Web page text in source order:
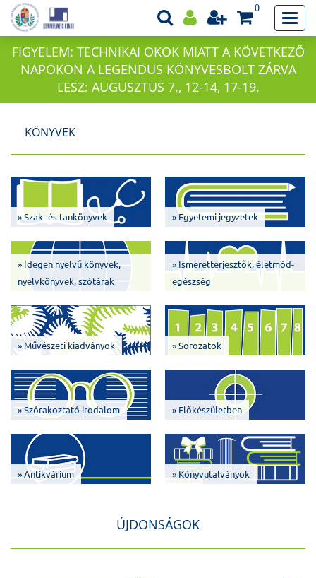
0
FIGYELEM: TECHNIKAI OKOK MIATT A KÖVETKEZŐ
NAPOKON A LEGENDUS KÖNYVESBOLT ZÁRVA
LESZ: AUGUSZTUS 7., 12-14, 17-19.
KÖNYVEK
» Szak- és tankönyvek » Egyetemi jegyzetek
» Idegen nyelvű könyvek,
nyelvkönyvek, szótárak
» Ismeretterjesztők, életmód-
egészség
» Művészeti kiadványok » Sorozatok
» Szórakoztató irodalom » Előkészületben
» Antikvárium » Könyvutalványok
ÚJDONSÁGOK